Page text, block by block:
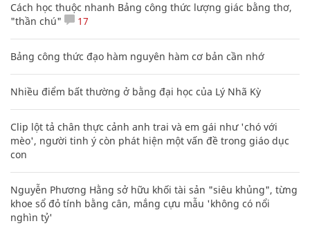
Cách học thuộc nhanh Bảng công thức lượng giác bằng thơ,
"thần chú"
17
Bảng công thức đạo hàm nguyên hàm cơ bản cần nhớ
Nhiều điểm bất thường ở bằng đại học của Lý Nhã Kỳ
Clip lột tả chân thực cảnh anh trai và em gái như 'chó với
mèo', người tinh ý còn phát hiện một vấn đề trong giáo dục
con
Nguyễn Phương Hằng sở hữu khối tài sản "siêu khủng", từng
khoe sổ đỏ tính bằng cân, mắng cựu mẫu 'không có nổi
nghìn tỷ'